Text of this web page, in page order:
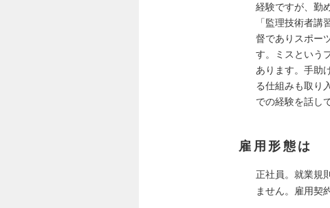
経験ですが、勤
「監理技術者
督でありスポー
す。ミスという
あります。手助
る仕組みも取り
での経験を話し
雇用形態は
正社員。就業規
ません。雇用契